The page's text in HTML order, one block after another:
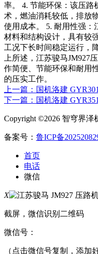
率。 4. 节能环保：该压
术，燃油消耗较低，排放
使用成本。 5. 耐用性强：
材料和结构设计，具有较
工况下长时间稳定运行，
上所述，江苏骏马JM927
作简便、节能环保和耐用
的压实工作。
上一篇：国机洛建
下一篇：国机洛建
Copyright ©2026 智穹界泽
备案号： 鲁ICP备
首页
电话
微信
X
截屏，微信识别二维码
微信号：
（点击微信号复制，添加